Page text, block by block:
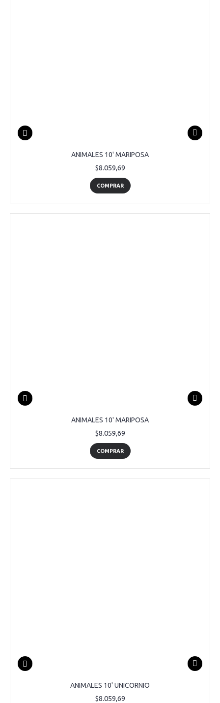
ANIMALES 10' MARIPOSA
$8.059,69
COMPRAR
ANIMALES 10' MARIPOSA
$8.059,69
COMPRAR
ANIMALES 10' UNICORNIO
$8.059,69